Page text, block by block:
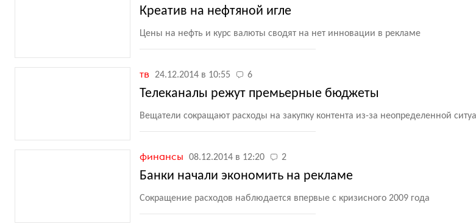
Креатив на нефтяной игле
Цены на нефть и курс валюты сводят на нет инновации в рекламе
тв 24.12.2014 в 10:55 6
Телеканалы режут премьерные бюджеты
Вещатели сокращают расходы на закупку контента из-за неопределенной
финансы 08.12.2014 в 12:20 2
Банки начали экономить на рекламе
Сокращение расходов наблюдается впервые с кризисного 2009 года